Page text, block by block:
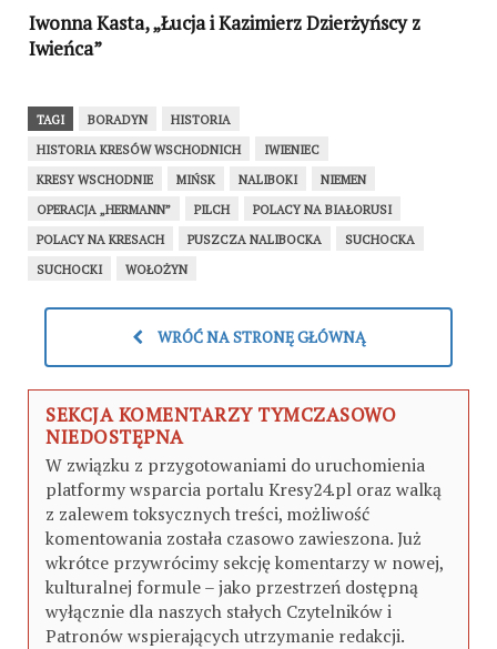
Iwonna Kasta, „Łucja i Kazimierz Dzierżyńscy z
Iwieńca”
TAGI BORADYN
HISTORIA
HISTORIA KRESÓW WSCHODNICH
IWIENIEC
KRESY WSCHODNIE
MIŃSK NALIBOKI
NIEMEN
OPERACJA „HERMANN”
PILCH
POLACY NA BIAŁORUSI
POLACY NA KRESACH
PUSZCZA NALIBOCKA
SUCHOCKA
SUCHOCKI
WOŁOŻYN
WRÓĆ NA STRONĘ GŁÓWNĄ
SEKCJA KOMENTARZY TYMCZASOWO
NIEDOSTĘPNA
W związku z przygotowaniami do uruchomienia
platformy wsparcia portalu Kresy24.pl oraz walką
z zalewem toksycznych treści, możliwość
komentowania została czasowo zawieszona. Już
wkrótce przywrócimy sekcję komentarzy w nowej,
kulturalnej formule – jako przestrzeń dostępną
wyłącznie dla naszych stałych Czytelników i
Patronów wspierających utrzymanie redakcji.